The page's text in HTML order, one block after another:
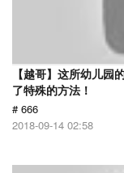
【越哥】这所幼儿园
了特殊的方法！
# 666
2018-09-14 02:58